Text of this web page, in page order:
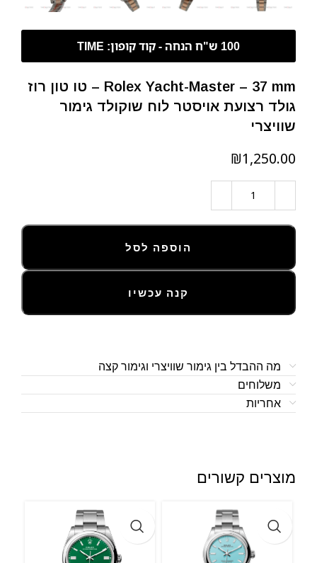
Rolex Yacht-Master – 37 mm – טו טון רוז
גולד רצועת אויסטר לוח שוקולד גימור
שוויצרי
₪
הוספה לסל
קנה עכשיו
מה ההבדל בין גימור שוויצרי וגימור קצה
משלוחים
אחריות
מוצרים קשורים